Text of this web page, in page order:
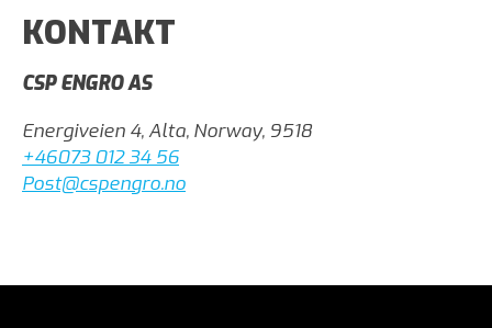
KONTAKT
CSP ENGRO AS
Energiveien 4, Alta, Norway, 9518
+46073 012 34 56
Post@cspengro.no